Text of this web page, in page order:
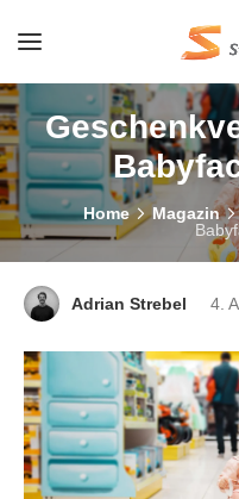
Home Magazin
Adrian Strebel 4.